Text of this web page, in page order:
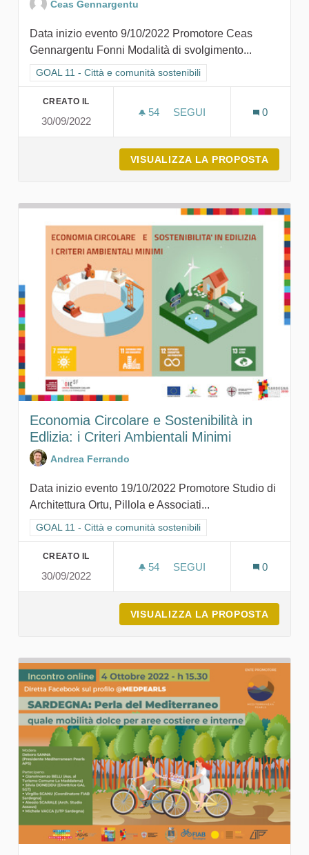
Ceas Gennargentu
Data inizio evento 9/10/2022 Promotore Ceas
Gennargentu Fonni Modalità di svolgimento...
Filtra i risultati per categoria: GOAL 11 - Città e comunità
GOAL 11 - Città e comunità sostenibili
CREATO IL
30/09/2022
54 54 SOSTENITORI
SEGUI
0
VISUALIZZA LA PROPOSTA
Economia Circolare e Sostenibilità in
Edlizia: i Criteri Ambientali Minimi
Andrea Ferrando
Data inizio evento 19/10/2022 Promotore Studio di
Architettura Ortu, Pillola e Associati...
Filtra i risultati per categoria: GOAL 11 - Città e comunità
GOAL 11 - Città e comunità sostenibili
CREATO IL
30/09/2022
54 54 SOSTENITORI
SEGUI
0
VISUALIZZA LA PROPOSTA